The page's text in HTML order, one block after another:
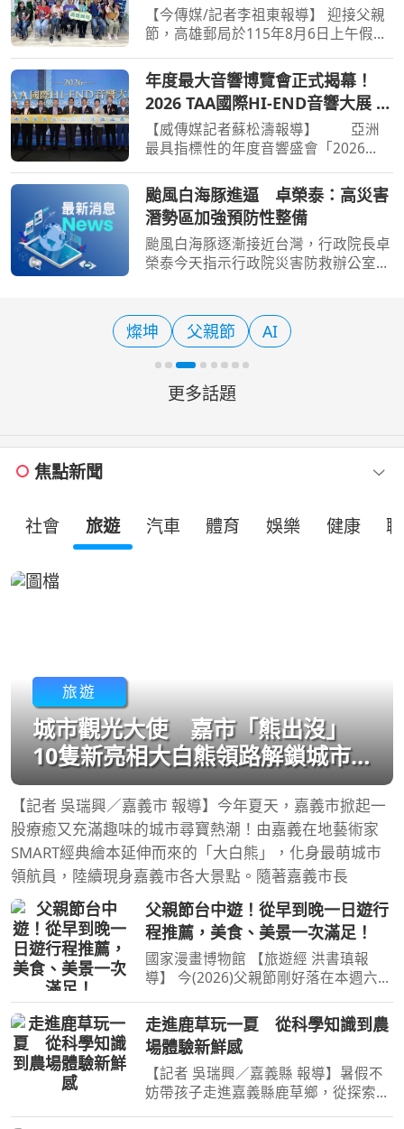
【今傳媒/記者李祖東報導】 迎接父親
節，高雄郵局於115年8月6日上午假美
輔導協會)舉辦「88節父愛如山 感恩傳
情」活動，邀請憨兒們親手書寫父親節
明信片，向父親、家人或
年度最大音響博覽會正式揭幕！
2026 TAA國際HI-END音響大展 即
日起君悅連展四天
【威傳媒記者蘇松濤報導】 亞洲
最具指標性的年度音響盛會「2026
日於台北君悅酒店正式開展，即日起連
展四天至8/9（日），展區橫跨飯店五
個樓層、規劃逾150間展房，集
颱風白海豚進逼 卓榮泰：高災害
潛勢區加強預防性整備
颱風白海豚逐漸接近台灣，行政院長卓
榮泰今天指示行政院災害防救辦公室召
求針對低窪地區積淹水風險，預置抽水
機具、搶險能量等，並
燦坤 父親節 AI
更多話題
焦點新聞
社會 旅遊 汽車 體育 娛樂 健康
旅遊
城市觀光大使 嘉市「熊出沒」
10隻新亮相大白熊領路解鎖城市
景點
【記者 吳瑞興／嘉義市 報導】今年夏天，嘉義市掀起一
股療癒又充滿趣味的城市尋寶熱潮！由嘉義在地藝術家
SMART經典繪本延伸而來的「大白熊」，化身最萌城市
領航員，陸續現身嘉義市各大景點。隨著嘉義市長
父親節台中遊！從早到晚一日遊行
程推薦，美食、美景一次滿足！
國家漫畫博物館 【旅遊經 洪書瑱報
導】 今(2026)父親節剛好落在本週六，
其中氣候宜人的台中，在父親節前夕，
台中市政府觀光旅遊局以在地美食、特
色景點及夜間漫遊的台
走進鹿草玩一夏 從科學知識到農
場體驗新鮮感
【記者 吳瑞興／嘉義縣 報導】暑假不
妨帶孩子走進嘉義縣鹿草鄉，從探索二